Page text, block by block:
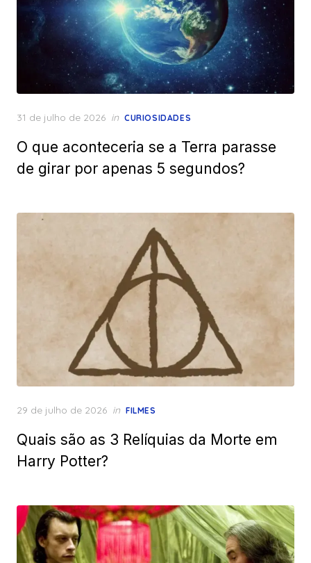
Posted
31 de julho de 2026 in CURIOSIDADES
O que aconteceria se a Terra parasse
de girar por apenas 5 segundos?
Posted
29 de julho de 2026 in FILMES
Quais são as 3 Relíquias da Morte em
Harry Potter?